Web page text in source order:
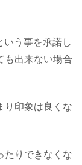
いう事を承諾し
も出来ない場合
り印象は良くな
たりできなくな